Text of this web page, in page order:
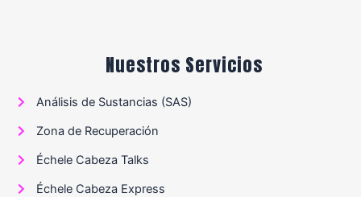
Nuestros Servicios
Análisis de Sustancias (SAS)
Zona de Recuperación
Échele Cabeza Talks
Échele Cabeza Express